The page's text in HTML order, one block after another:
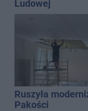
Ludowej
Ruszyła
Pakości